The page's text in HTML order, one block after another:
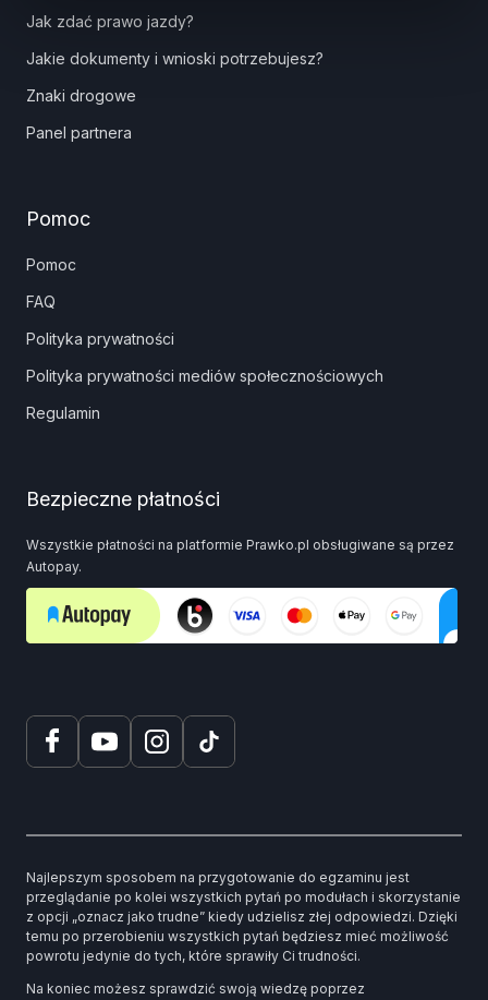
Jak zdać prawo jazdy?
Jakie dokumenty i wnioski potrzebujesz?
Znaki drogowe
Panel partnera
Pomoc
Pomoc
FAQ
Polityka prywatności
Polityka prywatności mediów społecznościowych
Regulamin
Bezpieczne płatności
Wszystkie płatności na platformie Prawko.pl obsługiwane są przez
Autopay.
Najlepszym sposobem na przygotowanie do egzaminu jest
przeglądanie po kolei wszystkich pytań po modułach i skorzystanie
z opcji „oznacz jako trudne” kiedy udzielisz złej odpowiedzi. Dzięki
temu po przerobieniu wszystkich pytań będziesz mieć możliwość
powrotu jedynie do tych, które sprawiły Ci trudności.
Na koniec możesz sprawdzić swoją wiedzę poprzez